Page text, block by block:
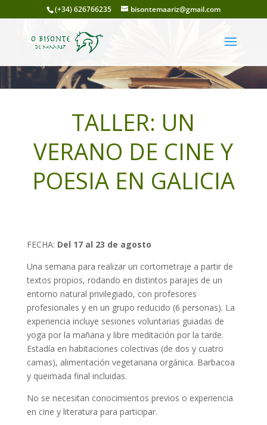
(+34) 626766235 bisontemaariz@gmail.com
TALLER: UN
VERANO DE CINE Y
POESIA EN GALICIA
FECHA: Del 17 al 23 de agosto
Una semana para realizar un cortometraje a partir de
textos propios, rodando en distintos parajes de un
entorno natural privilegiado, con profesores
profesionales y en un grupo reducido (6 personas). La
experiencia incluye sesiones voluntarias guiadas de
yoga por la mañana y libre meditación por la tarde.
Estadía en habitaciones colectivas (de dos y cuatro
camas), alimentación vegetariana orgánica. Barbacoa
y queimada final incluidas.
No se necesitan conocimientos previos o experiencia
en cine y literatura para participar.